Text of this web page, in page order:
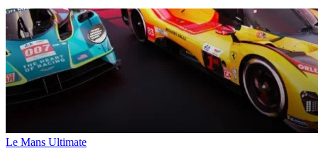
Le Mans Ultimate